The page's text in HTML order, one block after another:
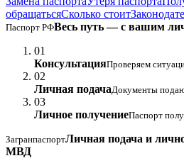
обращатьсяСколько стоит
Паспорт РФВесь путь — с вашим
01
КонсультацияПроверяем
02
Личная подачаДокументы
03
Личное получениеПаспорт
ЗагранпаспортЛичная подача и
МВД